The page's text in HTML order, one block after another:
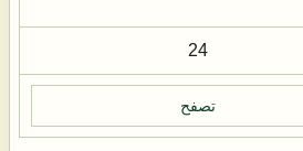
24
تصفح